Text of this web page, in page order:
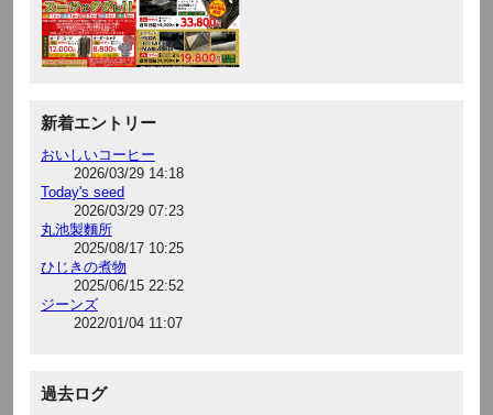
新着エントリー
おいしいコーヒー
2026/03/29 14:18
Today's seed
2026/03/29 07:23
丸池製麵所
2025/08/17 10:25
ひじきの煮物
2025/06/15 22:52
ジーンズ
2022/01/04 11:07
過去ログ